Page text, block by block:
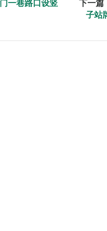
一巷路口设竖
下一篇
子站